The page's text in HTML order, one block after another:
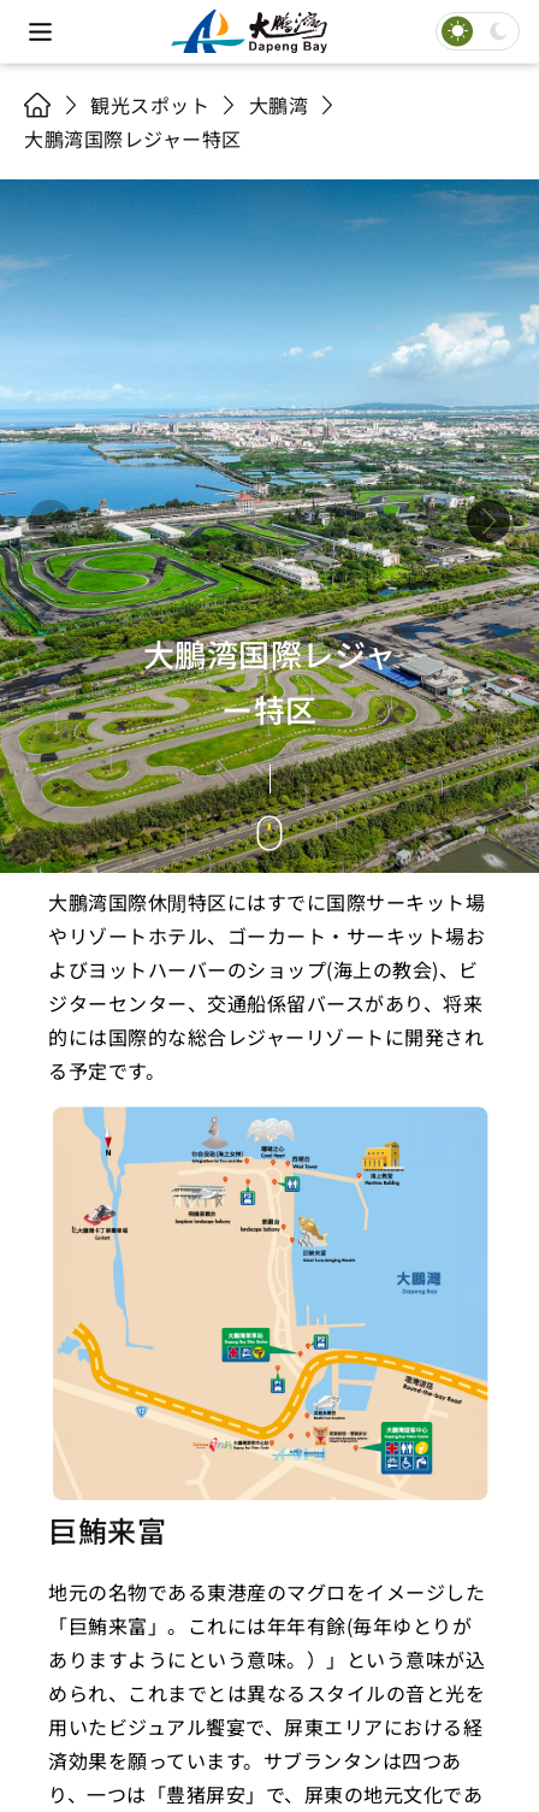
観光スポット
大鵬湾
大鵬湾国際レジャー特区
大鵬湾国際レジャ
ー特区
大鵬湾国際休閒特区にはすでに国際サーキット場
やリゾートホテル、ゴーカート・サーキット場お
よびヨットハーバーのショップ(海上の教会)、ビ
ジターセンター、交通船係留バースがあり、将来
的には国際的な総合レジャーリゾートに開発され
る予定です。
巨鮪来富
地元の名物である東港産のマグロをイメージした
「巨鮪来富」。これには年年有餘(毎年ゆとりが
ありますようにという意味。）」という意味が込
められ、これまでとは異なるスタイルの音と光を
用いたビジュアル饗宴で、屏東エリアにおける経
済効果を願っています。サブランタンは四つあ
り、一つは「豊猪屏安」で、屏東の地元文化であ